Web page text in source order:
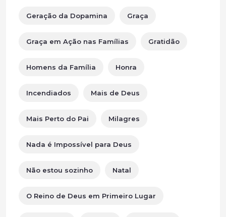
Geração da Dopamina Graça
Graça em Ação nas Famílias Gratidão
Homens da Família Honra
Incendiados Mais de Deus
Mais Perto do Pai Milagres
Nada é Impossível para Deus
Não estou sozinho Natal
O Reino de Deus em Primeiro Lugar